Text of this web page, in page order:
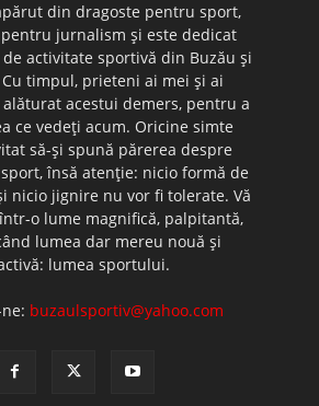
din dragoste pentru sport,
jurnalism şi este dedicat
activitate sportivă din Buzău şi
timpul, prieteni ai mei şi ai
acestui demers, pentru a
ce vedeţi acum. Oricine simte
să-şi spună părerea despre
însă atenţie: nicio formă de
nicio jignire nu vor fi tolerate. Vă
o lume magnifică, palpitantă,
lumea dar mereu nouă şi
lumea sportului.
buzaulsportiv@yahoo.com